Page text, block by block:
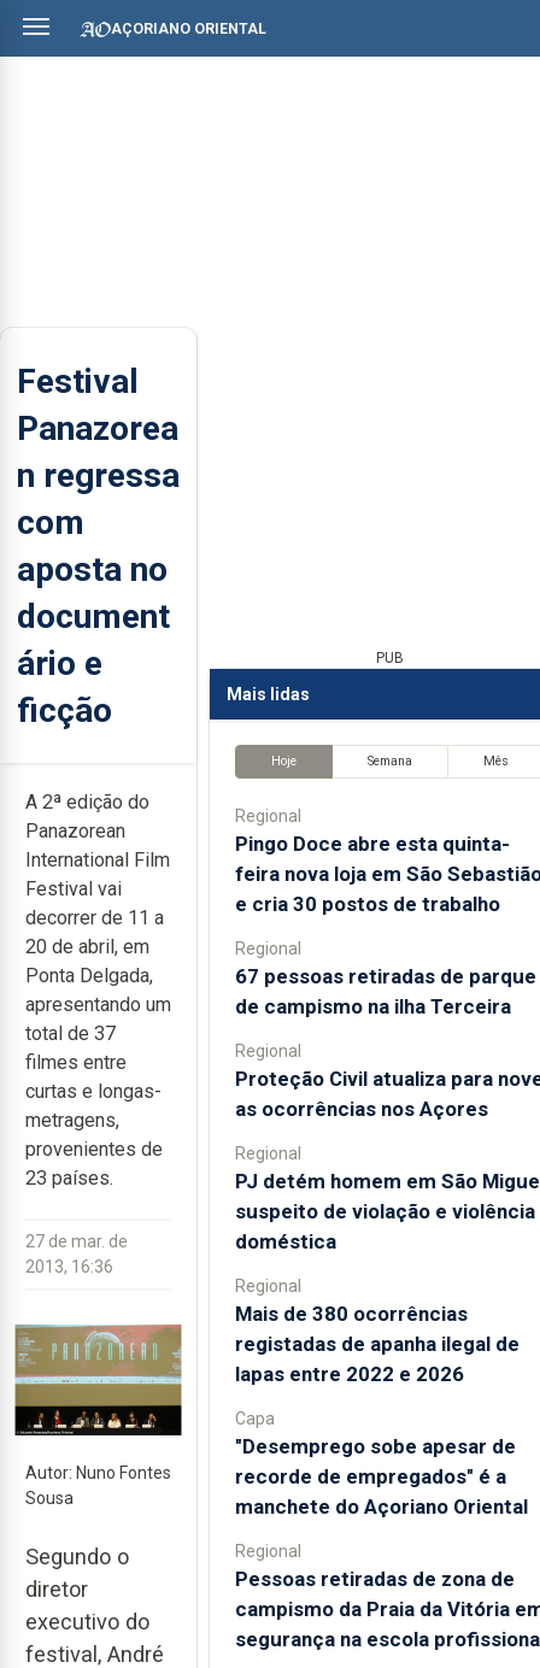
AÇORIANO ORIENTAL
Festival
Panazorea
n regressa
com
aposta no
document
ário e
ficção
A 2ª edição do
Panazorean
International Film
Festival vai
decorrer de 11 a
20 de abril, em
Ponta Delgada,
apresentando um
total de 37
filmes entre
curtas e longas-
metragens,
provenientes de
23 países.
27 de mar. de
2013, 16:36
Autor: Nuno Fontes
Sousa
Segundo o
diretor
executivo do
festival, André
PUB
Mais lidas
Hoje Semana Mês
Regional
Pingo Doce abre esta quinta-
feira nova loja em São
e cria 30 postos de trabalho
Regional
67 pessoas retiradas de parque
de campismo na ilha Terceira
Regional
Proteção Civil atualiza para
as ocorrências nos Açores
Regional
PJ detém homem em São
suspeito de violação e violência
doméstica
Regional
Mais de 380 ocorrências
registadas de apanha ilegal de
lapas entre 2022 e 2026
Capa
"Desemprego sobe apesar de
recorde de empregados" é a
manchete do Açoriano Oriental
Regional
Pessoas retiradas de zona de
campismo da Praia da Vitória
segurança na escola